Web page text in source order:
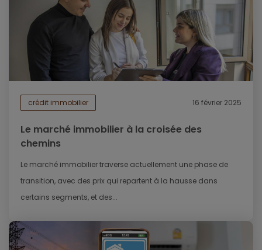
crédit immobilier 16 février 2025
Le marché immobilier à la croisée des
chemins
Le marché immobilier traverse actuellement une phase de
transition, avec des prix qui repartent à la hausse dans
certains segments, et des...